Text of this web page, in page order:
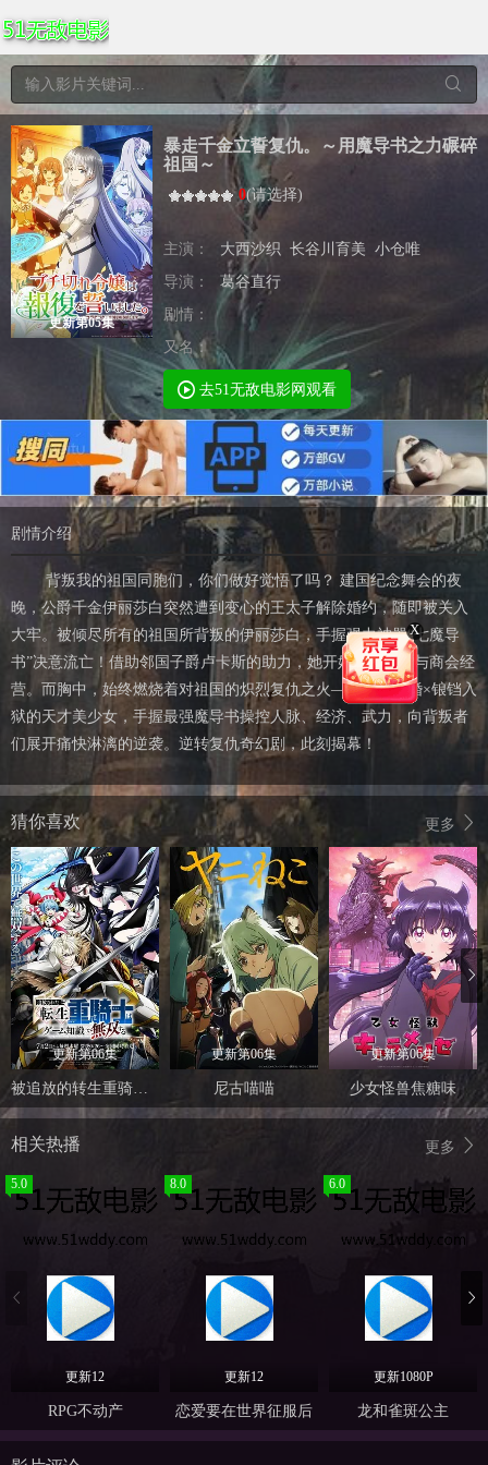
更新第05集
暴走千金立誓复仇。～用魔导书之力碾碎
祖国～
0(请选择)
主演： 大西沙织 长谷川育美 小仓唯
导演：
葛谷直行
剧情：
又名：
去51无敌电影网观看
剧情介绍
背叛我的祖国同胞们，你们做好觉悟了吗？ 建国纪念舞会的夜
晚，公爵千金伊丽莎白突然遭到变心的王太子解除婚约，随即被关入
大牢。被倾尽所有的祖国所背叛的伊丽莎白，手握强力神器“七魔导
书”决意流亡！借助邻国子爵卢卡斯的助力，她开始了新生活与商会经
营。而胸中，始终燃烧着对祖国的炽烈复仇之火——惨遭退婚×锒铛入
狱的天才美少女，手握最强魔导书操控人脉、经济、武力，向背叛者
们展开痛快淋漓的逆袭。逆转复仇奇幻剧，此刻揭幕！
更多
猜你喜欢
更新第06集
被追放的转生重骑士用游戏知识开无双
更新第06集
尼古喵喵
更新第06集
少女怪兽焦糖味
更多
相关热播
5.0
更新12
RPG不动产
8.0
更新12
恋爱要在世界征服后
6.0
更新1080P
龙和雀斑公主
X